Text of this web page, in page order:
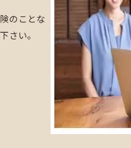
のことな
さい。